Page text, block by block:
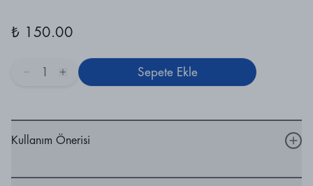
₺ 150.00
1 Sepete Ekle
Kullanım Önerisi